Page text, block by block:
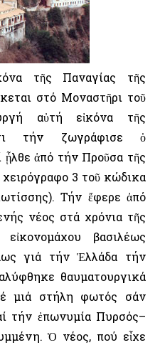
τῆς Παναγίας τῆς
στό Μοναστῆρι τοῦ
αὐτή εἰκόνα τῆς
τήν ζωγράφισε ὁ
ἀπό τήν Προῦσα τῆς
3 τοῦ κώδικα
Τήν ἔφερε ἀπό
νέος στά χρόνια τῆς
βασιλέως
γιά τήν Ἑλλάδα τήν
θαυματουργικά
μιά στήλη φωτός σάν
τήν ἐπωνυμία Πυρσός–
Ὁ νέος, πού εἶχε